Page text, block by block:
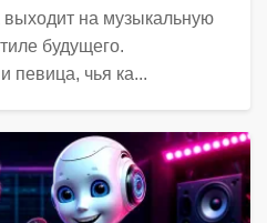
на музыкальную
будущего.
певица, чья ка...